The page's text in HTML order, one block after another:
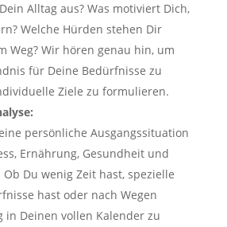
Alltag aus? Was motiviert Dich,
Welche Hürden stehen Dir
Weg? Wir hören genau hin, um
für Deine Bedürfnisse zu
Ziele zu formulieren.
persönliche Ausgangssituation
Ernährung, Gesundheit und
Du wenig Zeit hast, spezielle
hast oder nach Wegen
in Deinen vollen Kalender zu